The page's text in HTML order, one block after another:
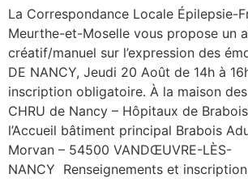
La Correspondance Locale Épilepsie-
Meurthe-et-Moselle vous propose un
créatif/manuel sur l’expression des
DE NANCY, Jeudi 20 Août de 14h à
inscription obligatoire. À la maison
CHRU de Nancy – Hôpitaux de
l’Accueil bâtiment principal Brabois
Morvan – 54500 VANDŒUVRE-LÈS-
NANCY Renseignements et